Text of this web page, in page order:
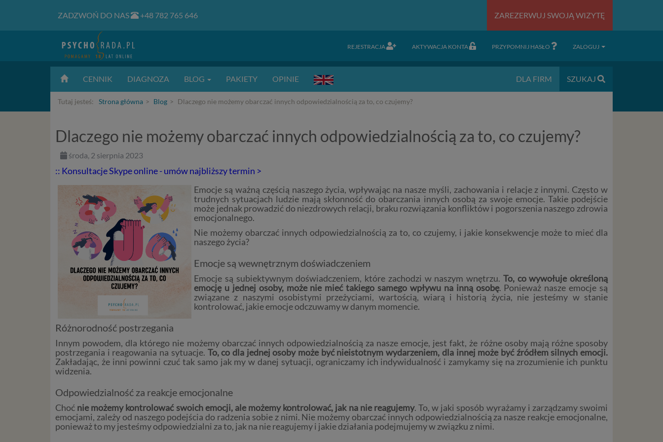
ZADZWOŃ DO NAS +48 782 765 646 ZAREZERWUJ SWOJĄ WIZYTĘ
REJESTRACJA AKTYWACJA KONTA PRZYPOMNIJ HASŁO ZALOGUJ
CENNIK DIAGNOZA BLOG PAKIETY OPINIE DLA FIRM SZUKAJ
Tutaj jesteś: Strona główna Blog Dlaczego nie możemy obarczać innych odpowiedzialnością za to, co czujemy?
Dlaczego nie możemy obarczać innych odpowiedzialnością za to, co czujemy?
środa, 2 sierpnia 2023
:: Konsultacje Skype online - umów najbliższy termin >
Emocje są ważną częścią naszego życia, wpływając na nasze myśli, zachowania i relacje z innymi. Często w
trudnych sytuacjach ludzie mają skłonność do obarczania innych osobą za swoje emocje. Takie podejście
może jednak prowadzić do niezdrowych relacji, braku rozwiązania konfliktów i pogorszenia naszego zdrowia
emocjonalnego.
Nie możemy obarczać innych odpowiedzialnością za to, co czujemy, i jakie konsekwencje może to mieć dla
naszego życia?
Emocje są wewnętrznym doświadczeniem
Emocje są subiektywnym doświadczeniem, które zachodzi w naszym wnętrzu. To, co wywołuje określoną
emocję u jednej osoby, może nie mieć takiego samego wpływu na inną osobę. Ponieważ nasze emocje są
związane z naszymi osobistymi przeżyciami, wartością, wiarą i historią życia, nie jesteśmy w stanie
kontrolować, jakie emocje odczuwamy w danym momencie.
Różnorodność postrzegania
Innym powodem, dla którego nie możemy obarczać innych odpowiedzialnością za nasze emocje, jest fakt, że różne osoby mają różne sposoby
postrzegania i reagowania na sytuacje. To, co dla jednej osoby może być nieistotnym wydarzeniem, dla innej może być źródłem silnych emocji.
Zakładając, że inni powinni czuć tak samo jak my w danej sytuacji, ograniczamy ich indywidualność i zamykamy się na zrozumienie ich punktu
widzenia.
Odpowiedzialność za reakcje emocjonalne
Choć nie możemy kontrolować swoich emocji, ale możemy kontrolować, jak na nie reagujemy. To, w jaki sposób wyrażamy i zarządzamy swoimi
emocjami, zależy od naszego podejścia do radzenia sobie z nimi. Nie możemy obarczać innych odpowiedzialnością za nasze reakcje emocjonalne,
ponieważ to my jesteśmy odpowiedzialni za to, jak na nie reagujemy i jakie działania podejmujemy w związku z nimi.